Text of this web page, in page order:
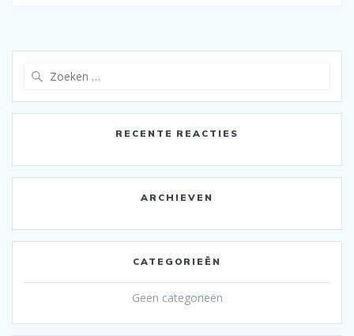
RECENTE REACTIES
ARCHIEVEN
CATEGORIEËN
Geen categorieën